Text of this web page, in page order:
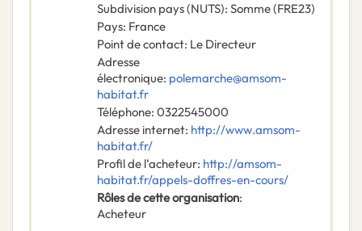
Subdivision pays (NUTS): Somme(FRE23)
Pays: France
Point de contact: Le Directeur
Adresse
électronique: polemarche@amsom-
habitat.fr
Téléphone: 0322545000
Adresse internet: http://www.amsom-
habitat.fr/
Profil de l’acheteur: http://amsom-
habitat.fr/appels-doffres-en-cours/
Rôles de cette organisation:
Acheteur